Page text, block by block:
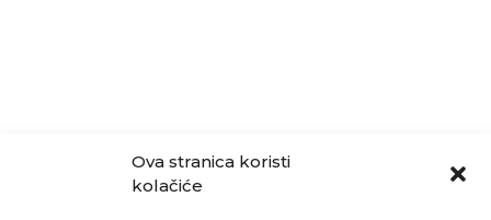
Ova stranica koristi
kolačiće